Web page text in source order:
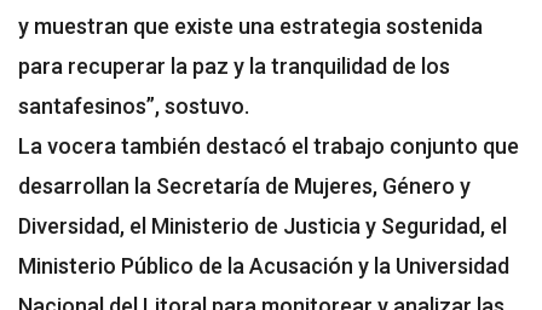
y muestran que existe una estrategia sostenida
para recuperar la paz y la tranquilidad de los
santafesinos”, sostuvo.
La vocera también destacó el trabajo conjunto que
desarrollan la Secretaría de Mujeres, Género y
Diversidad, el Ministerio de Justicia y Seguridad, el
Ministerio Público de la Acusación y la Universidad